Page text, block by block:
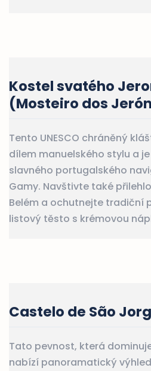
Kostel svatého
(Mosteiro dos
Tento UNESCO chráněný
dílem manuelského stylu a
slavného portugalského
Gamy. Navštivte také
Belém a ochutnejte tradiční
listový těsto s krémovou
Castelo de São
Tato pevnost, která
nabízí panoramatický